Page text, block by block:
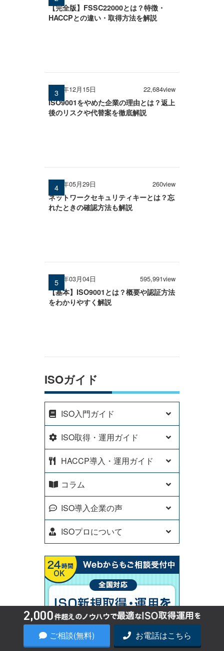
【完全版】FSSC22000とは？特徴・
HACCPとの違い・取得方法を解説
2025年12月15日 22,684view
ISO9001をやめた企業の理由とは？返上
後のリスクや代替案を徹底解説
2026年05月29日 260view
ネットワークセキュリティキーとは？忘
れたときの確認方法も解説
2026年03月04日 595,991view
【基本】ISO9001とは？概要や認証方法
をわかりやすく解説
ISOガイド
ISO入門ガイド
ISO取得・運用ガイド
HACCP導入・運用ガイド
コラム
ISO導入企業の声
ISOプロについて
ご相談(無料) お電話はこちら